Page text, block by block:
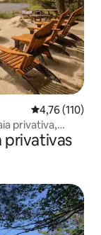
4,76 de uma
4,76 (110)
privativa,
privativas